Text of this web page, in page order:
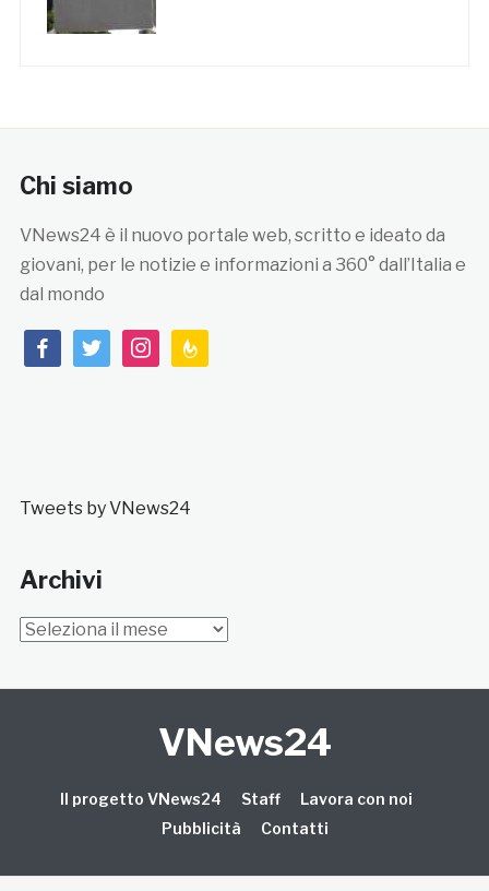
Chi siamo
VNews24 è il nuovo portale web, scritto e ideato da
giovani, per le notizie e informazioni a 360° dall’Italia e
dal mondo
facebooktwitterinstagramfeedburner
Tweets by VNews24
Archivi
Archivi
VNews24
Il progetto VNews24 Staff
Lavora con noi
Pubblicità
Contatti